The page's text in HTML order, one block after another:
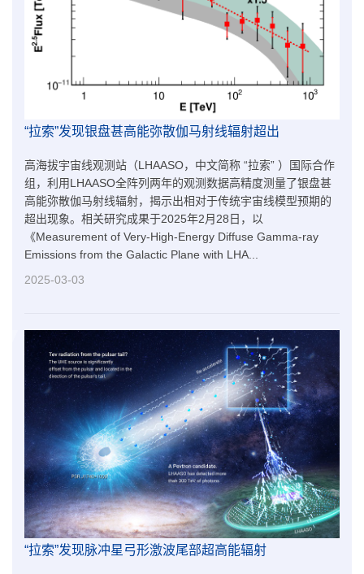
​“拉索”发现银盘甚高能弥散伽马射线辐射超出
高海拔宇宙线观测站（LHAASO，中文简称 “拉索” ）国际合作
组，利用LHAASO全阵列两年的观测数据高精度测量了银盘甚
高能弥散伽马射线辐射，揭示出相对于传统宇宙线模型预期的
超出现象。相关研究成果于2025年2月28日，以
《Measurement of Very-High-Energy Diffuse Gamma-ray
Emissions from the Galactic Plane with LHA...
2025-03-03
“拉索”发现脉冲星弓形激波尾部超高能辐射​